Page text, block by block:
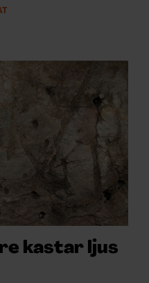
kastar ljus